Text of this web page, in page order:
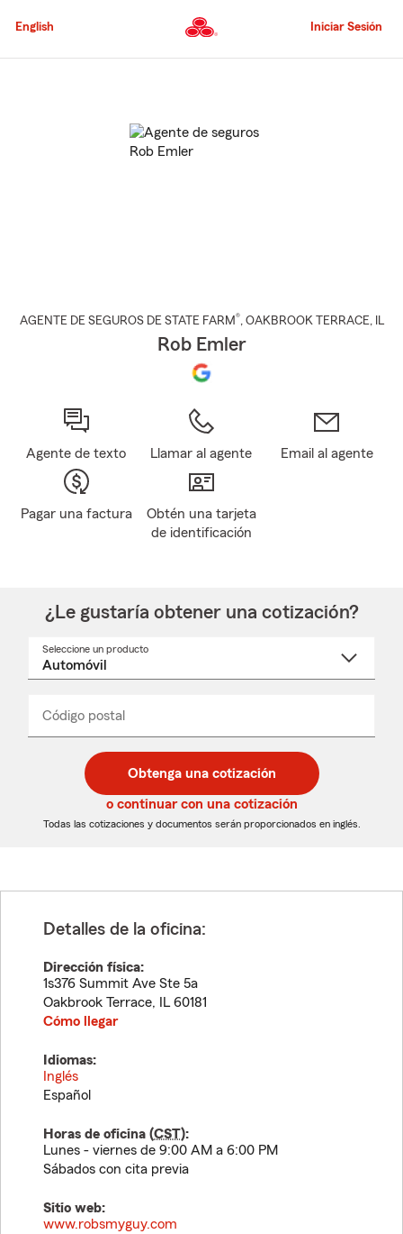
al
principal
English Iniciar Sesión
AGENTE DE SEGUROS DE STATE FARM®, OAKBROOK TERRACE, IL
Rob Emler
Agente de texto Llamar al agente Email al agente
Pagar una factura
Obtén una tarjeta
de identificación
¿Le gustaría obtener una cotización?
Seleccione un producto
desplegable
Código postal
de
5
dígitos
de
5
dígitos
_____
Obtenga una cotización
o continuar con una cotización
Todas las cotizaciones y documentos serán proporcionados en inglés.
Detalles de la oficina:
Dirección física:
1s376 Summit Ave Ste 5a
Oakbrook Terrace, IL 60181
Cómo llegar
Idiomas:
Inglés
Español
Horas de oficina (CST):
Lunes - viernes de 9:00 AM a 6:00 PM
Sábados con cita previa
Sitio web:
www.robsmyguy.com